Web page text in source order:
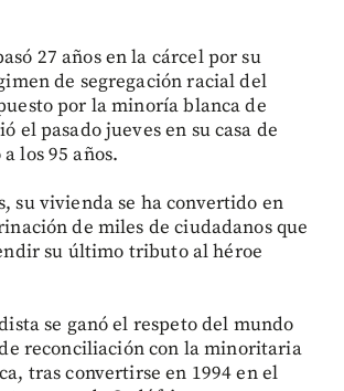
27 años en la cárcel por su
de segregación racial del
por la minoría blanca de
el pasado jueves en su casa de
los 95 años.
su vivienda se ha convertido en
de miles de ciudadanos que
su último tributo al héroe
se ganó el respeto del mundo
reconciliación con la minoritaria
tras convertirse en 1994 en el